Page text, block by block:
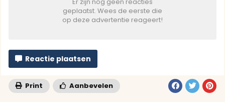
geplaatst. Wees de eerste die
op deze advertentie reageert!
Reactie plaatsen
Print Aanbevelen